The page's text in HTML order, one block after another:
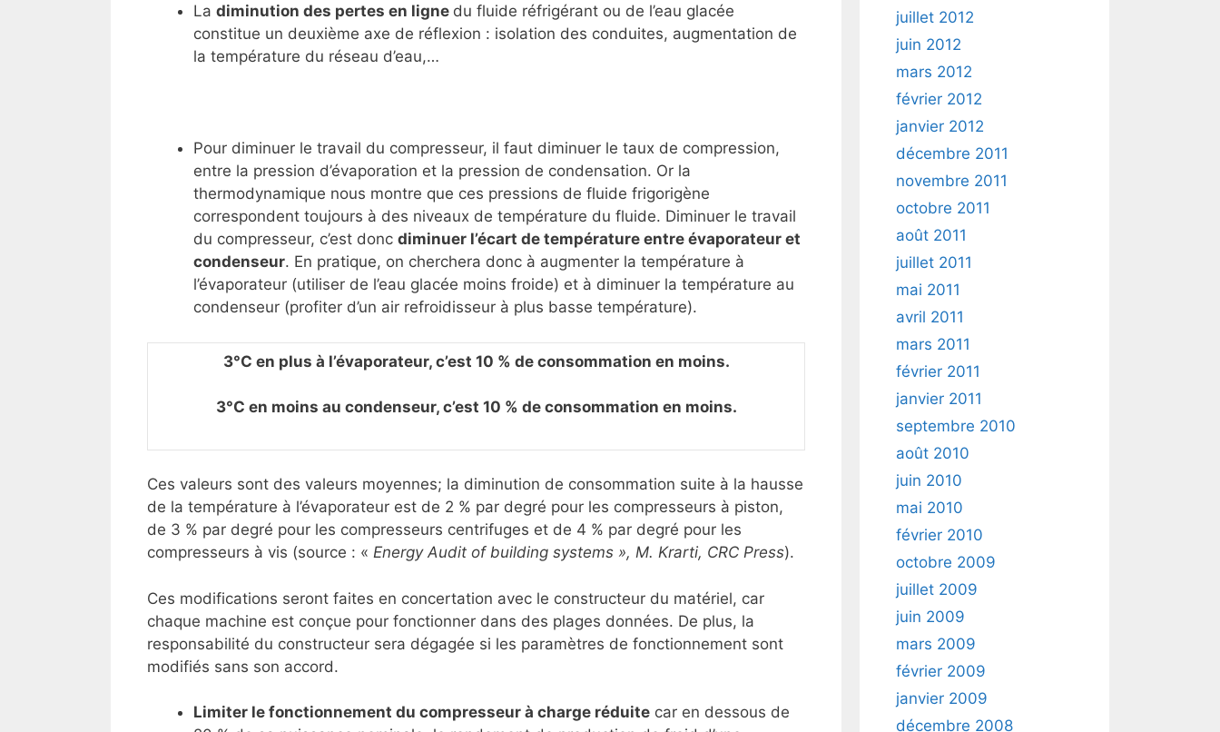
La diminution des pertes en ligne du fluide réfrigérant ou de l’eau glacée
constitue un deuxième axe de réflexion : isolation des conduites, augmentation de
la température du réseau d’eau,…
Pour diminuer le travail du compresseur, il faut diminuer le taux de compression,
entre la pression d’évaporation et la pression de condensation. Or la
thermodynamique nous montre que ces pressions de fluide frigorigène
correspondent toujours à des niveaux de température du fluide. Diminuer le travail
du compresseur, c’est donc diminuer l’écart de température entre évaporateur et
condenseur. En pratique, on cherchera donc à augmenter la température à
l’évaporateur (utiliser de l’eau glacée moins froide) et à diminuer la température au
condenseur (profiter d’un air refroidisseur à plus basse température).
3°C en plus à l’évaporateur, c’est 10 % de consommation en moins.
3°C en moins au condenseur, c’est 10 % de consommation en moins.
Ces valeurs sont des valeurs moyennes; la diminution de consommation suite à la hausse
de la température à l’évaporateur est de 2 % par degré pour les compresseurs à piston,
de 3 % par degré pour les compresseurs centrifuges et de 4 % par degré pour les
compresseurs à vis (source : « Energy Audit of building systems », M. Krarti, CRC Press).
Ces modifications seront faites en concertation avec le constructeur du matériel, car
chaque machine est conçue pour fonctionner dans des plages données. De plus, la
responsabilité du constructeur sera dégagée si les paramètres de fonctionnement sont
modifiés sans son accord.
Limiter le fonctionnement du compresseur à charge réduite car en dessous de
juillet 2012
juin 2012
mars 2012
février 2012
janvier 2012
décembre 2011
novembre 2011
octobre 2011
août 2011
juillet 2011
mai 2011
avril 2011
mars 2011
février 2011
janvier 2011
septembre 2010
août 2010
juin 2010
mai 2010
février 2010
octobre 2009
juillet 2009
juin 2009
mars 2009
février 2009
janvier 2009
décembre 2008